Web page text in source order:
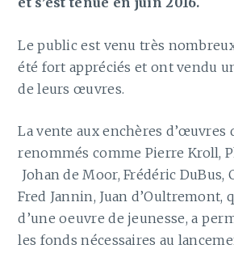
Le public est venu très
été fort appréciés et ont vendu
de leurs œuvres.
La vente aux enchères d’œuvres
renommés comme Pierre Kroll,
Johan de Moor, Frédéric DuBus,
Fred Jannin, Juan d’Oultremont,
d’une oeuvre de jeunesse, a
les fonds nécessaires au